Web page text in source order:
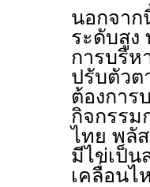
นอกจาก
ระดับสูง
การบริห
ปรับตัวต
ต้องการ
กิจกรรม
ไทย พลั
มีไข่เป็น
เคลื่อนไ